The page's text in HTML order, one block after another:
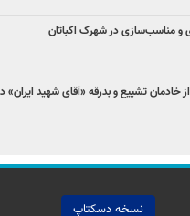
و مناسب‌سازی در شهرک اکباتان
خادمان تشییع و بدرقه «آقای شهید ایران»
نسخه دسکتاپ